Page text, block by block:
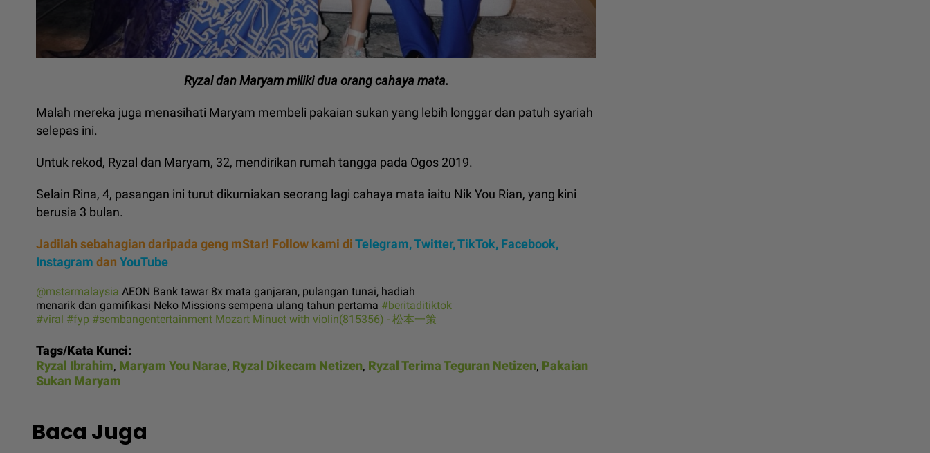
Ryzal dan Maryam miliki dua orang cahaya mata.
Malah mereka juga menasihati Maryam membeli pakaian sukan yang lebih longgar dan patuh syariah
selepas ini.
Untuk rekod, Ryzal dan Maryam, 32, mendirikan rumah tangga pada Ogos 2019.
Selain Rina, 4, pasangan ini turut dikurniakan seorang lagi cahaya mata iaitu Nik You Rian, yang kini
berusia 3 bulan.
Jadilah sebahagian daripada geng mStar! Follow kami diTelegram,Twitter,TikTok, Facebook,
Instagram dan YouTube
@mstarmalaysia AEON Bank tawar 8x mata ganjaran, pulangan tunai, hadiah
menarik dan gamifikasi Neko Missions sempena ulang tahun pertama #beritaditiktok
#viral #fyp #sembangentertainment Mozart Minuet with violin(815356) - 松本一策
Tags/Kata Kunci:
Ryzal Ibrahim, Maryam You Narae, Ryzal Dikecam Netizen, Ryzal Terima Teguran Netizen, Pakaian
Sukan Maryam
Baca Juga